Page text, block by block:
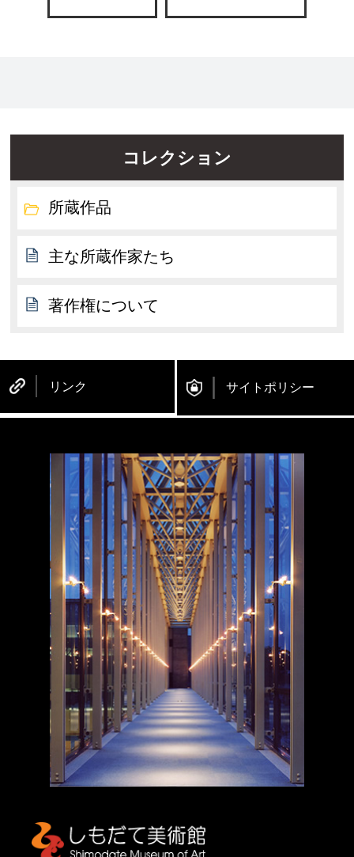
コレクション
所蔵作品
主な所蔵作家たち
著作権について
リンク サイトポリシー
しもだて美術館